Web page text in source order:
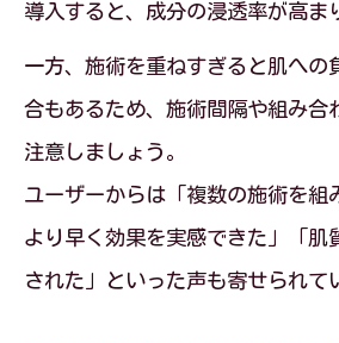
導入すると、成分の浸透率が高ま
一方、施術を重ねすぎると肌への
合もあるため、施術間隔や組み合
注意しましょう。
ユーザーからは「複数の施術を組
より早く効果を実感できた」「肌
された」といった声も寄せられて